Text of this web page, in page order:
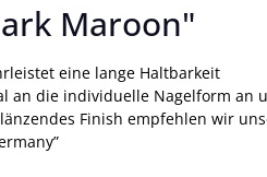
Maroon"
eine lange Haltbarkeit
an die individuelle Nagelform an
Finish empfehlen wir